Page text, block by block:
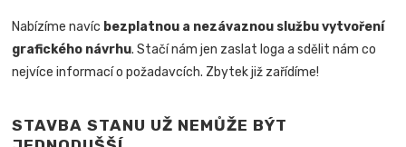
Nabízíme navíc bezplatnou a nezávaznou službu vytvoření
grafického návrhu. Stačí nám jen zaslat loga a sdělit nám co
nejvíce informací o požadavcích. Zbytek již zařídíme!
STAVBA STANU UŽ NEMŮŽE BÝT